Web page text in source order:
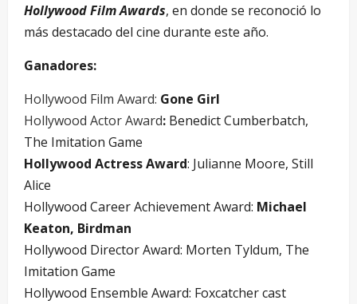
Hollywood Film Awards, en donde se reconoció lo
más destacado del cine durante este año.
Ganadores:
Hollywood Film Award: Gone Girl
Hollywood Actor Award: Benedict Cumberbatch,
The Imitation Game
Hollywood Actress Award: Julianne Moore, Still
Alice
Hollywood Career Achievement Award: Michael
Keaton, Birdman
Hollywood Director Award: Morten Tyldum, The
Imitation Game
Hollywood Ensemble Award: Foxcatcher cast